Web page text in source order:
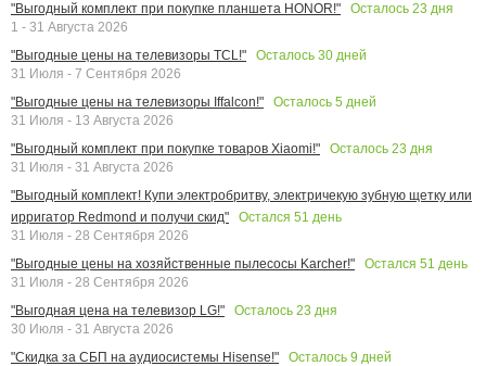
"Выгодный комплект при покупке планшета HONOR!"
Осталось 23 дня
1 - 31 Августа 2026
"Выгодные цены на телевизоры TCL!"
Осталось 30 дней
31 Июля - 7 Сентября 2026
"Выгодные цены на телевизоры Iffalcon!"
Осталось 5 дней
31 Июля - 13 Августа 2026
"Выгодный комплект при покупке товаров Xiaomi!"
Осталось 23 дня
31 Июля - 31 Августа 2026
"Выгодный комплект! Купи электробритву, электричекую зубную щетку или
ирригатор Redmond и получи скид"
Остался 51 день
31 Июля - 28 Сентября 2026
"Выгодные цены на хозяйственные пылесосы Karcher!"
Остался 51 день
31 Июля - 28 Сентября 2026
"Выгодная цена на телевизор LG!"
Осталось 23 дня
30 Июля - 31 Августа 2026
"Скидка за СБП на аудиосистемы Hisense!"
Осталось 9 дней